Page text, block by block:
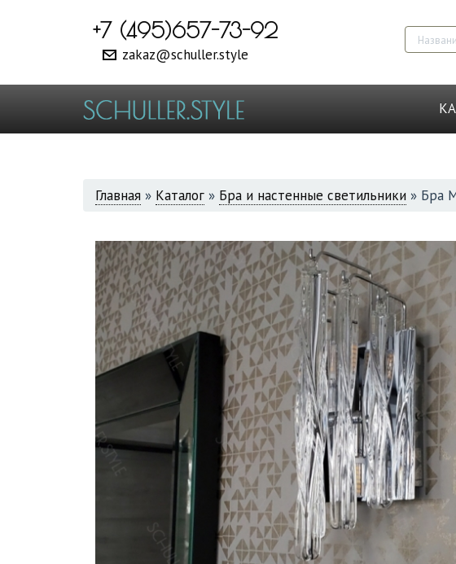
+7 (495)657-73-92
zakaz@schuller.style
ВЫ
Главная » Каталог » Бра и настенные светильники » Бра